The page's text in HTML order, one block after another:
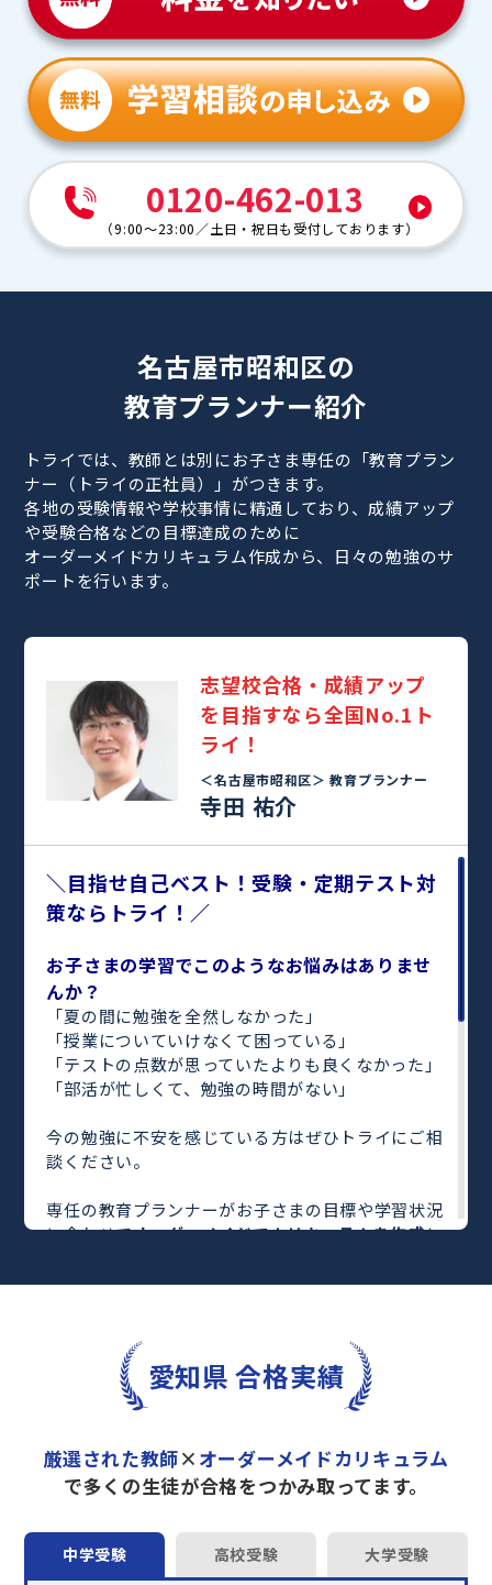
0120-462-013
（9:00～23:00 ／土日・祝日も受付しております）
名古屋市昭和区の
教育プランナー紹介
トライでは、教師とは別にお子さま専任の「教育プラン
ナー（トライの正社員）」がつきます。
各地の受験情報や学校事情に精通しており、成績アップ
や受験合格などの目標達成のために
オーダーメイドカリキュラム作成から、日々の勉強のサ
ポートを行います。
志望校合格・成績アップ
を目指すなら全国No.1ト
ライ！
＜名古屋市昭和区＞教育プランナー
寺田 祐介
＼目指せ自己ベスト！受験・定期テスト対
策ならトライ！／
お子さまの学習でこのようなお悩みはありませ
んか？
「夏の間に勉強を全然しなかった」
「授業についていけなくて困っている」
「テストの点数が思っていたよりも良くなかった」
「部活が忙しくて、勉強の時間がない」
今の勉強に不安を感じている方はぜひトライにご相
談ください。
専任の教育プランナーがお子さまの目標や学習状況
に合わせてオーダーメイドでカリキュラムを作成し
完全マンツーマンで自分に合った教師がわかるまで
さらに、単元別の学習の理解度がわかる「AI学習診
や授業内容や授業以外の勉強をナビゲートする
「DAILY TRY」
など、豊富な学習コンテンツが
トライで一緒に“自己最高得点”を目指しません
か？
オンラインでの学習面談も承っております。
愛知県 合格実績
厳選された教師× オーダーメイドカリキュラム
で多くの生徒が合格をつかみ取ってます。
中学受験 高校受験 大学受験